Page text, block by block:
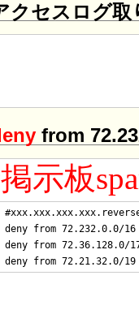
クセスログ取
from
示板
deny from 72.232.0.0/16
deny from 72.36.128.0/